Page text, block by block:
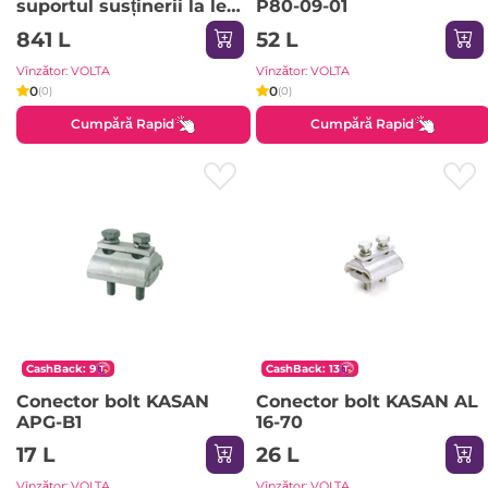
suportul susținerii la lea
mt P80-76-01 Plamen
841 L
Vînzător: VOLTA
0(0)
Cumpără Rapid
P80-09-01
52 L
Vînzător: VOLTA
0(0)
Cumpără Rapid
CashBack: 9
Conector bolt KASAN
APG-B1
17 L
CashBack: 13
Conector bolt KASAN AL
16-70
26 L